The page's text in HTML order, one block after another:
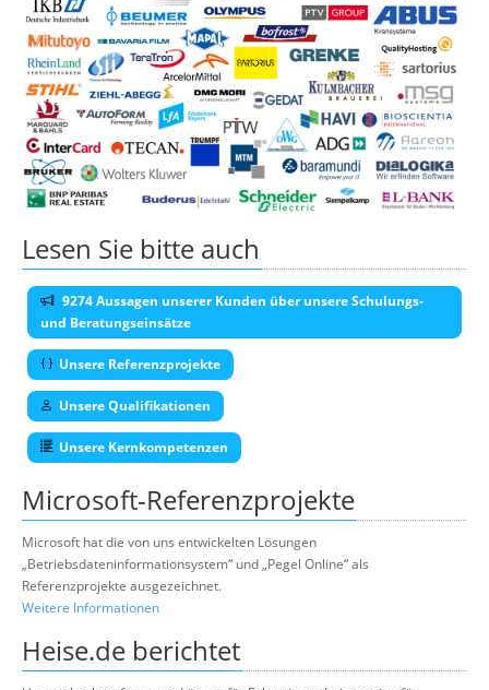
Lesen Sie bitte auch
9274 Aussagen unserer Kunden über unsere Schulungs-
und Beratungseinsätze
Unsere Referenzprojekte
Unsere Qualifikationen
Unsere Kernkompetenzen
Microsoft-Referenzprojekte
Microsoft hat die von uns entwickelten Lösungen
„Betriebsdateninformationsystem“ und „Pegel Online“ als
Referenzprojekte ausgezeichnet.
Weitere Informationen
Heise.de berichtet